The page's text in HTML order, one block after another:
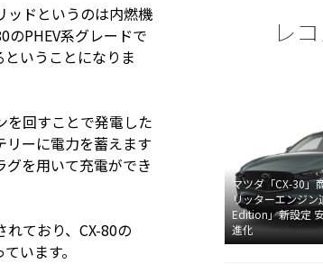
ッドというのは内燃機
のPHEV系グレードで
いうことになりま
回すことで発電した
リーに電力を蓄えます
を用いて充電ができ
ており、CX-80の
います。
レ
マツダ「CX-30」
リッターエンジン
Edition」新設定
進化